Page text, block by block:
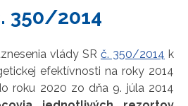
350/2014
vlády SR č. 350/2014 k
efektívnosti na roky 2014
roku 2020 zo dňa 9. júla 2014